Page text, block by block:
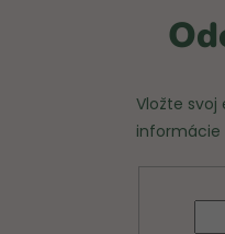
Vložte
informácie